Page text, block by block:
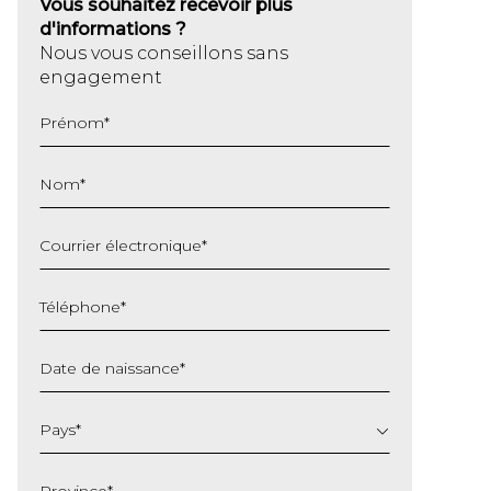
Vous souhaitez recevoir plus
d'informations ?
Nous vous conseillons sans
engagement
Prénom*
Nom*
Courrier électronique*
Téléphone*
Date de naissance*
slash
MM
Pays*